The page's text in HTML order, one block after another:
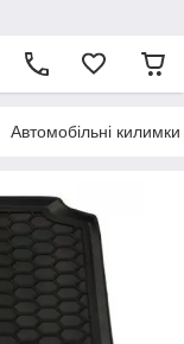
Автомобільні